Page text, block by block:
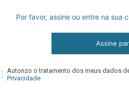
Faça-se
Por favor, assine ou entre na sua
Assine
Autorizo o tratamento dos meus dados
Privacidade